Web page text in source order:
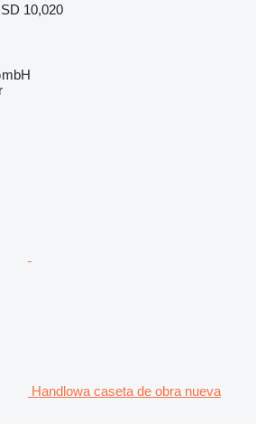
10,020
Handlowa caseta de obra nueva